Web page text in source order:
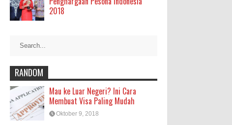
2018
RANDOM
Mau ke Luar Negeri? Ini Cara
Membuat Visa Paling Mudah
Oktober 9, 2018